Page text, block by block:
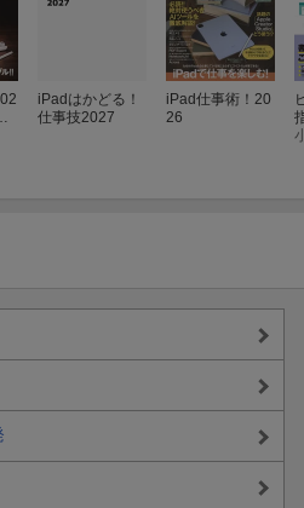
iPadはかどる！
仕事技2027
iPad仕事術！20
26